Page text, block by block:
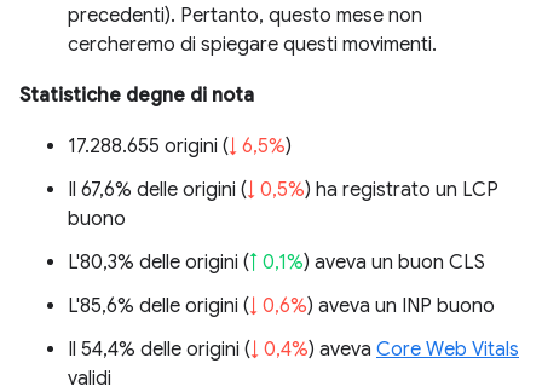
precedenti). Pertanto, questo mese non
cercheremo di spiegare questi movimenti.
Statistiche degne di nota
17.288.655 origini (↓ 6,5%)
Il 67,6% delle origini (↓ 0,5%) ha registrato un LCP
buono
L'80,3% delle origini (↑ 0,1%) aveva un buon CLS
L'85,6% delle origini (↓ 0,6%) aveva un INP buono
Il 54,4% delle origini (↓ 0,4%) aveva Core Web Vitals
validi